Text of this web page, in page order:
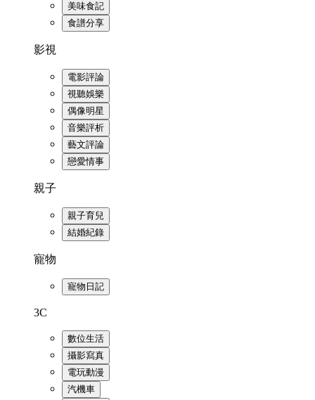
美味食記
食譜分享
影視
電影評論
視聽娛樂
偶像明星
音樂評析
藝文評論
戀愛情事
親子
親子育兒
結婚紀錄
寵物
寵物日記
3C
數位生活
攝影寫真
電玩動漫
汽機車